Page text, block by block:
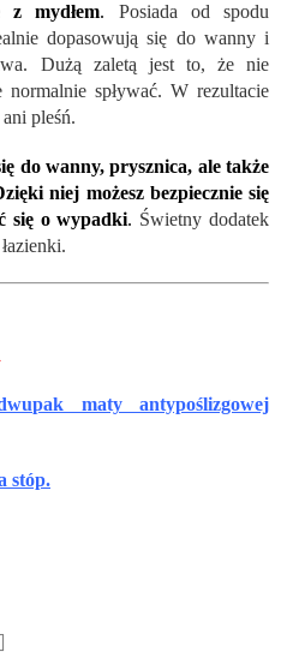
z mydłem. Posiada od spodu
dopasowują się do wanny i
Dużą zaletą jest to, że nie
spływać. W rezultacie
pleśń.
do wanny, prysznica, ale także
niej możesz bezpiecznie się
się o wypadki. Świetny dodatek
maty antypoślizgowej
stóp.